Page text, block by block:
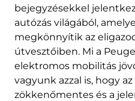
bejegyzésekkel
autózás világából,
megkönnyítik az
útvesztőiben. Mi a
elektromos mobilitás
vagyunk azzal is, hogy
zökkenőmentes és a